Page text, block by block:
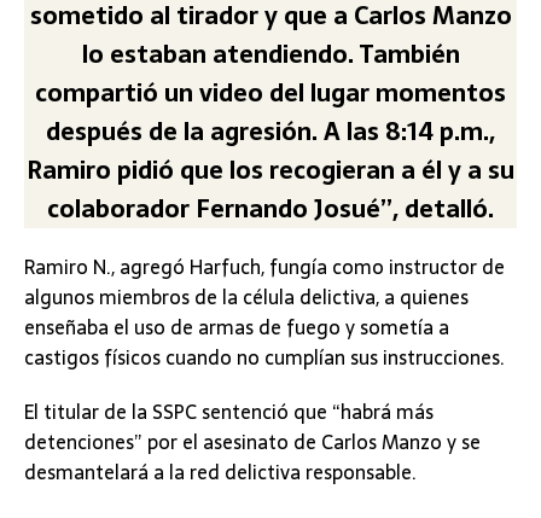
sometido al tirador y que a Carlos Manzo
lo estaban atendiendo. También
compartió un video del lugar momentos
después de la agresión. A las 8:14 p.m.,
Ramiro pidió que los recogieran a él y a su
colaborador Fernando Josué”, detalló.
Ramiro N., agregó Harfuch, fungía como instructor de
algunos miembros de la célula delictiva, a quienes
enseñaba el uso de armas de fuego y sometía a
castigos físicos cuando no cumplían sus instrucciones.
El titular de la SSPC sentenció que “habrá más
detenciones” por el asesinato de Carlos Manzo y se
desmantelará a la red delictiva responsable.